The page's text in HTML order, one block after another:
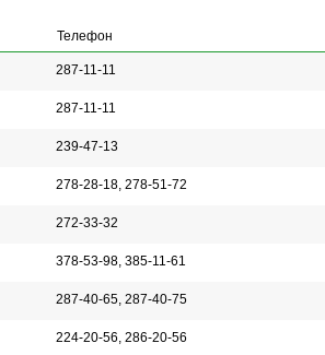
Телефон
287-11-11
287-11-11
239-47-13
278-28-18, 278-51-72
272-33-32
378-53-98, 385-11-61
287-40-65, 287-40-75
224-20-56, 286-20-56